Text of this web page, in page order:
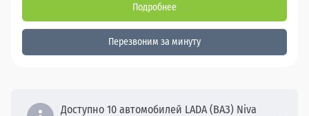
Подробнее
Перезвоним за минуту
Доступно 10 автомобилей LADA (ВАЗ) Niva